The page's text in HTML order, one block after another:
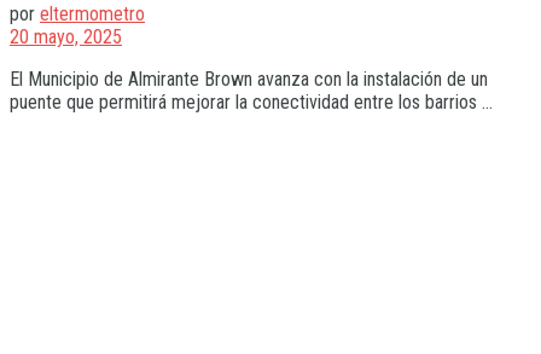
por eltermometro
20 mayo, 2025
El Municipio de Almirante Brown avanza con la instalación de un
puente que permitirá mejorar la conectividad entre los barrios ...